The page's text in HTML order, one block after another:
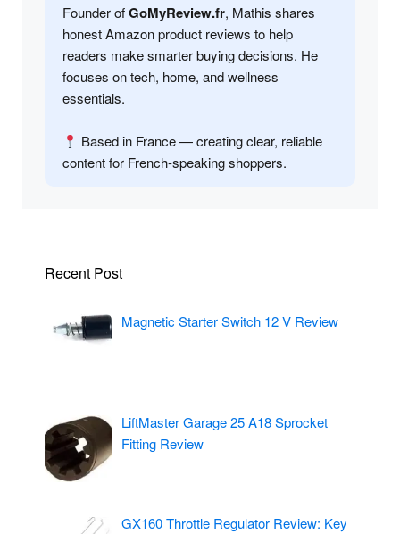
Founder ofGoMyReview.fr, Mathis shares
honest Amazon product reviews to help
readers make smarter buying decisions. He
focuses on tech, home, and wellness
essentials.
Based in France — creating clear, reliable
content for French-speaking shoppers.
Recent Post
Magnetic Starter Switch 12 V Review
LiftMaster Garage 25 A18 Sprocket
Fitting Review
GX160 Throttle Regulator Review: Key